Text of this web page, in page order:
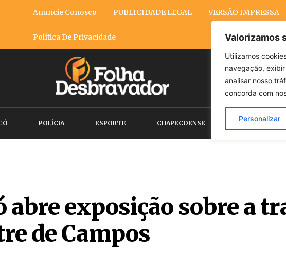
Valorizamos
Utilizamos
navegação,
analisar nosso
concorda com
Personalizar
Anuncie Conosco PUBLICIDADE LEGAL VERSÃO IMPRESSA
Política De Privacidade
POLÍCIA ESPORTE CHAPECOENSE POLÍTICA
abre exposição sobre a
de Campos